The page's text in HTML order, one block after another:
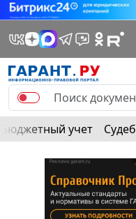
Бюджетный учет